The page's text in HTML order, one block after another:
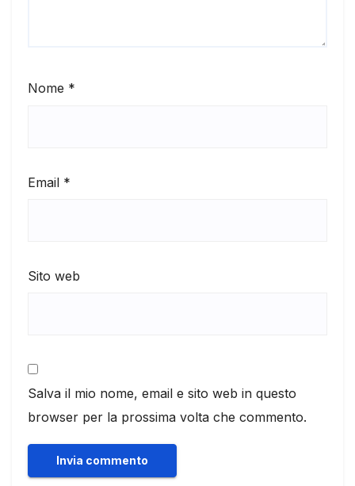
Nome *
Email *
Sito web
Salva il mio nome, email e sito web in questo
browser per la prossima volta che commento.